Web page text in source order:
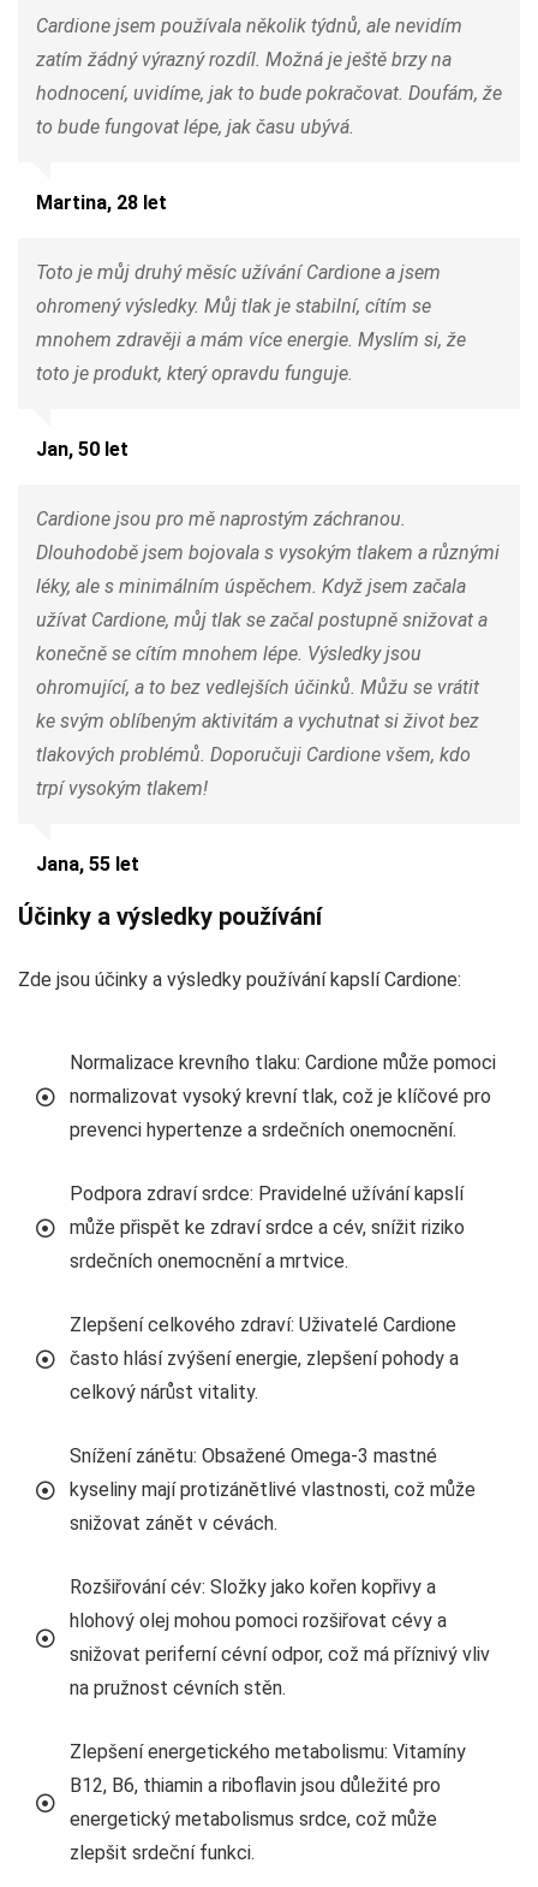
Cardione jsem používala několik týdnů, ale nevidím
zatím žádný výrazný rozdíl. Možná je ještě brzy na
hodnocení, uvidíme, jak to bude pokračovat. Doufám, že
to bude fungovat lépe, jak času ubývá.
Martina, 28 let
Toto je můj druhý měsíc užívání Cardione a jsem
ohromený výsledky. Můj tlak je stabilní, cítím se
mnohem zdravěji a mám více energie. Myslím si, že
toto je produkt, který opravdu funguje.
Jan, 50 let
Cardione jsou pro mě naprostým záchranou.
Dlouhodobě jsem bojovala s vysokým tlakem a různými
léky, ale s minimálním úspěchem. Když jsem začala
užívat Cardione, můj tlak se začal postupně snižovat a
konečně se cítím mnohem lépe. Výsledky jsou
ohromující, a to bez vedlejších účinků. Můžu se vrátit
ke svým oblíbeným aktivitám a vychutnat si život bez
tlakových problémů. Doporučuji Cardione všem, kdo
trpí vysokým tlakem!
Jana, 55 let
Účinky a výsledky používání
Zde jsou účinky a výsledky používání kapslí Cardione:
Normalizace krevního tlaku: Cardione může pomoci
normalizovat vysoký krevní tlak, což je klíčové pro
prevenci hypertenze a srdečních onemocnění.
Podpora zdraví srdce: Pravidelné užívání kapslí
může přispět ke zdraví srdce a cév, snížit riziko
srdečních onemocnění a mrtvice.
Zlepšení celkového zdraví: Uživatelé Cardione
často hlásí zvýšení energie, zlepšení pohody a
celkový nárůst vitality.
Snížení zánětu: Obsažené Omega-3 mastné
kyseliny mají protizánětlivé vlastnosti, což může
snižovat zánět v cévách.
Rozšiřování cév: Složky jako kořen kopřivy a
hlohový olej mohou pomoci rozšiřovat cévy a
snižovat periferní cévní odpor, což má příznivý vliv
na pružnost cévních stěn.
Zlepšení energetického metabolismu: Vitamíny
B12, B6, thiamin a riboflavin jsou důležité pro
energetický metabolismus srdce, což může
zlepšit srdeční funkci.